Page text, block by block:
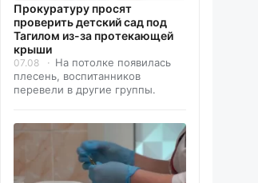
Прокуратуру просят
проверить детский сад под
Тагилом из-за протекающей
крыши
07.08
На потолке появилась
плесень, воспитанников
перевели в другие группы.